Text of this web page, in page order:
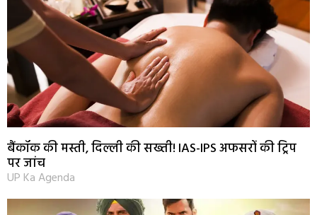
बैंकॉक की मस्ती, दिल्ली की सख्ती! IAS-IPS अफसरों की ट्रिप
पर जांच
UP Ka Agenda